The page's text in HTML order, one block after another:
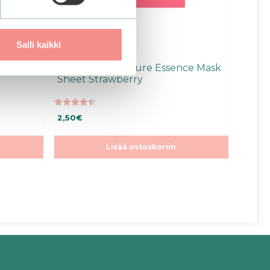
Salli kaikki
Holika Holika | Pure Essence Mask
Sheet Strawberry
4.50
5:stä
2,50€
Lisää ostoskoriin